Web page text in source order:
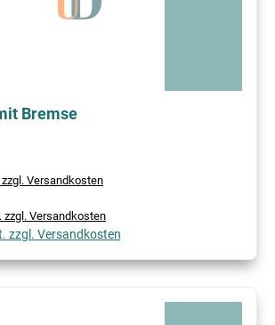
Bremse
Versandkosten
zzgl. Versandkosten
zzgl. Versandkosten